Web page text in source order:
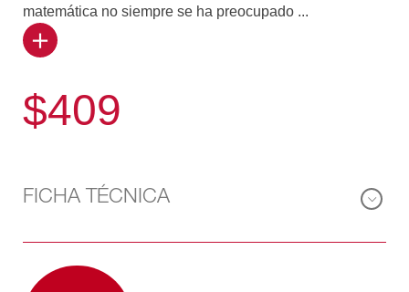
matemática no siempre se ha preocupado ...
por este aspecto del problema, en cambio varios
esta cuestión, que de hecho corresponde a la
preocupación central de las teorías clásicas del
propuesto confrontar los datos de la biología
grandes corrientes epistemológicas actuales. Tras
$409
FICHA TÉCNICA